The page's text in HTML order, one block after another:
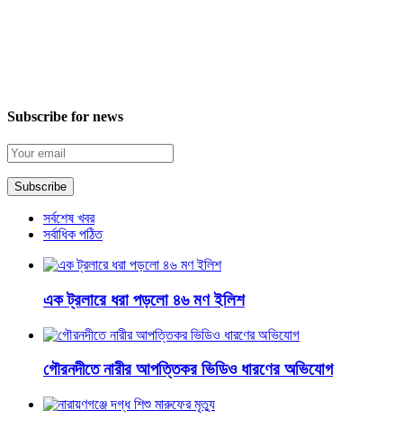
Subscribe for news
সর্বশেষ খবর
সর্বাধিক পঠিত
এক ট্রলারে ধরা পড়লো ৪৬ মণ ইলিশ
গৌরনদীতে নারীর আপত্তিকর ভিডিও ধারণের অভিযোগ